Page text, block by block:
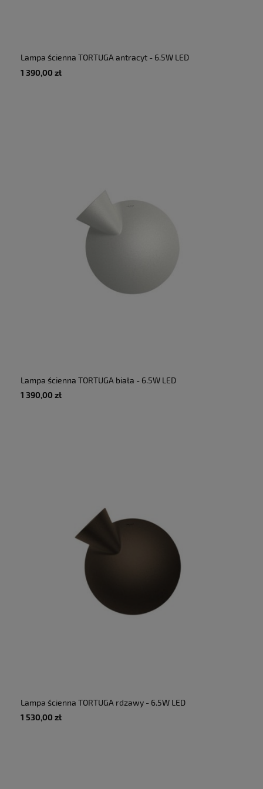
Lampa ścienna TORTUGA antracyt - 6.5W LED
885lm 2700K 230V IP20 - MARTINELLI LUCE
1 390,00 zł
Lampa ścienna TORTUGA biała - 6.5W LED
885lm 2700K 230V IP20 - MARTINELLI LUCE
1 390,00 zł
Lampa ścienna TORTUGA rdzawy - 6.5W LED
885lm 2700K 230V IP20 - MARTINELLI LUCE
1 530,00 zł